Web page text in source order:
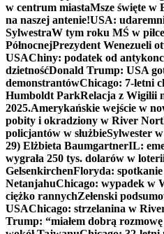
w centrum miastaMsze święte w
na naszej antenie!USA:
SylwestraW tym roku MŚ w
PółnocnejPrezydent Wenezueli
USAChiny: podatek od
dzietnośćDonald Trump: USA
demonstrantówChicago: 7-letni
Humboldt ParkRelacja z Wigilii
2025.Amerykańskie wejście w
pobity i okradziony w River
policjantów w służbieSylwester
29) Elżbieta BaumgartnerIL:
wygrała 250 tys. dolarów w
GelsenkirchenFloryda:
NetanjahuChicago: wypadek w
ciężko rannychZełenski
USAChicago: strzelanina w
Trump: “miałem dobrą